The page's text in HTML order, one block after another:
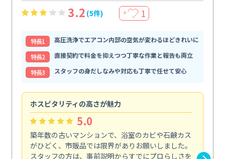
3.2 (5件) ＋ 1
特⻑1
高圧洗浄でエアコン内部の空気が変わるほどきれいに
特⻑2
直接契約で料金を抑えつつ丁寧な作業と報告も両立
特⻑3
スタッフの身だしなみや対応も丁寧で任せて安心
ホスピタリティの高さが魅力
5.0
築年数の古いマンションで、浴室のカビや石鹸カス
がひどく、市販品では限界がありお願いしました。
スタッフの方は、事前説明からすでにプロらしさを